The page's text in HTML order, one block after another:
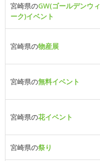
宮崎県のGW(ゴールデンウィ
ーク)イベント
宮崎県の物産展
宮崎県の無料イベント
宮崎県の花イベント
宮崎県の祭り